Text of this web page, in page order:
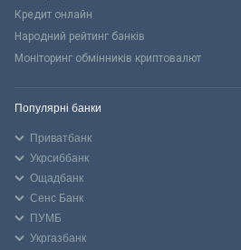
Кредит онлайн
Народний рейтинг банків
Моніторинг обмінників криптовалют
Популярні банки
Приватбанк
Укрсиббанк
Ощадбанк
Сенс Банк
ПУМБ
Укргазбанк